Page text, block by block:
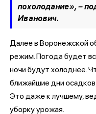
похолодание», –
Иванович.
Далее в Воронежской
режим. Погода будет
ночи будут холоднее.
ближайшие дни
Это даже к лучшему,
уборку урожая.